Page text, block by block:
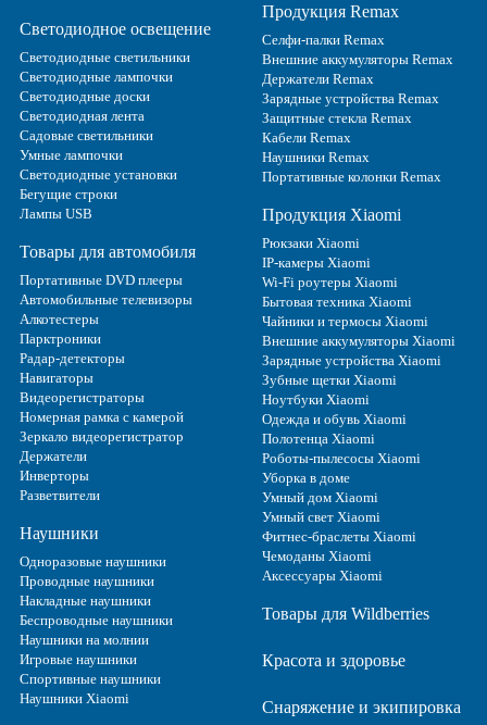
Светодиодное освещение
Светодиодные светильники
Светодиодные лампочки
Светодиодные доски
Светодиодная лента
Садовые светильники
Умные лампочки
Светодиодные установки
Бегущие строки
Лампы USB
Товары для автомобиля
Портативные DVD плееры
Автомобильные телевизоры
Алкотестеры
Парктроники
Радар-детекторы
Навигаторы
Видеорегистраторы
Номерная рамка с камерой
Зеркало видеорегистратор
Держатели
Инверторы
Разветвители
Наушники
Одноразовые наушники
Проводные наушники
Накладные наушники
Беспроводные наушники
Наушники на молнии
Игровые наушники
Спортивные наушники
Наушники Xiaomi
Продукция Remax
Селфи-палки Remax
Внешние аккумуляторы Remax
Держатели Remax
Зарядные устройства Remax
Защитные стекла Remax
Кабели Remax
Наушники Remax
Портативные колонки Remax
Продукция Xiaomi
Рюкзаки Xiaomi
IP-камеры Xiaomi
Wi-Fi роутеры Xiaomi
Бытовая техника Xiaomi
Чайники и термосы Xiaomi
Внешние аккумуляторы Xiaomi
Зарядные устройства Xiaomi
Зубные щетки Xiaomi
Ноутбуки Xiaomi
Одежда и обувь Xiaomi
Полотенца Xiaomi
Роботы-пылесосы Xiaomi
Уборка в доме
Умный дом Xiaomi
Умный свет Xiaomi
Фитнес-браслеты Xiaomi
Чемоданы Xiaomi
Аксессуары Xiaomi
Товары для Wildberries
Красота и здоровье
Снаряжение и экипировка